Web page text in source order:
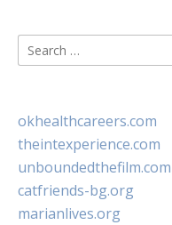
Search
for:
okhealthcareers.com
theintexperience.com
unboundedthefilm.com
catfriends-bg.org
marianlives.org